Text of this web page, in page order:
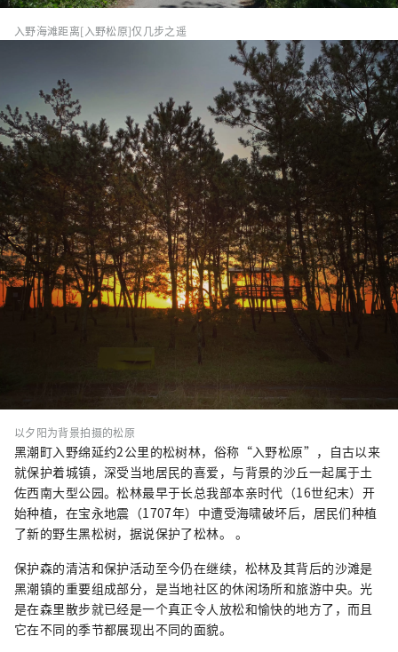
入野海滩距离[入野松原]仅几步之遥
以夕阳为背景拍摄的松原
黑潮町入野绵延约2公里的松树林，俗称“入野松原”，自古以来
就保护着城镇，深受当地居民的喜爱，与背景的沙丘一起属于土
佐西南大型公园。松林最早于长总我部本亲时代（16世纪末）开
始种植，在宝永地震（1707年）中遭受海啸破坏后，居民们种植
了新的野生黑松树，据说保护了松林。 。
保护森的清洁和保护活动至今仍在继续，松林及其背后的沙滩是
黑潮镇的重要组成部分，是当地社区的休闲场所和旅游中央。光
是在森里散步就已经是一个真正令人放松和愉快的地方了，而且
它在不同的季节都展现出不同的面貌。